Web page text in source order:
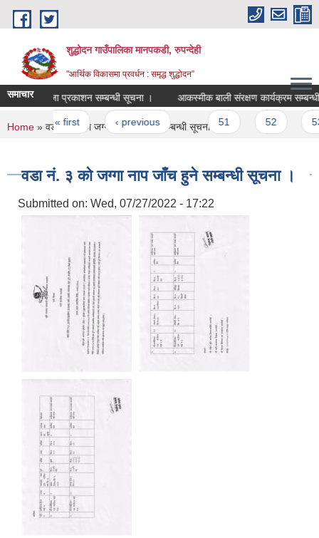
Skip to main content
शुद्धोदन गाउँपालिका मानपकडी, रुपन्देही
"आर्थिक विकासमा प्रवर्धन : समृद्ध शुद्धोदन”
समाचार
नतिजा प्रकाशन सम्बन्धी सूचना । आकस्मीक बाली संरक्षण कार्यक्रम सम्बन्धी
Pages
« first ‹ previous … 51
You are here
Home » वडा नं. ३ को जग्गा नाप जाँच हुने सम्बन्धी सूचना ।
वडा नं. ३ को जग्गा नाप जाँच हुने सम्बन्धी सूचना ।
Submitted on: Wed, 07/27/2022 - 17:22